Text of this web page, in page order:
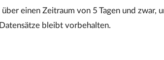
einen Zeitraum von 5 Tagen und
bleibt vorbehalten.